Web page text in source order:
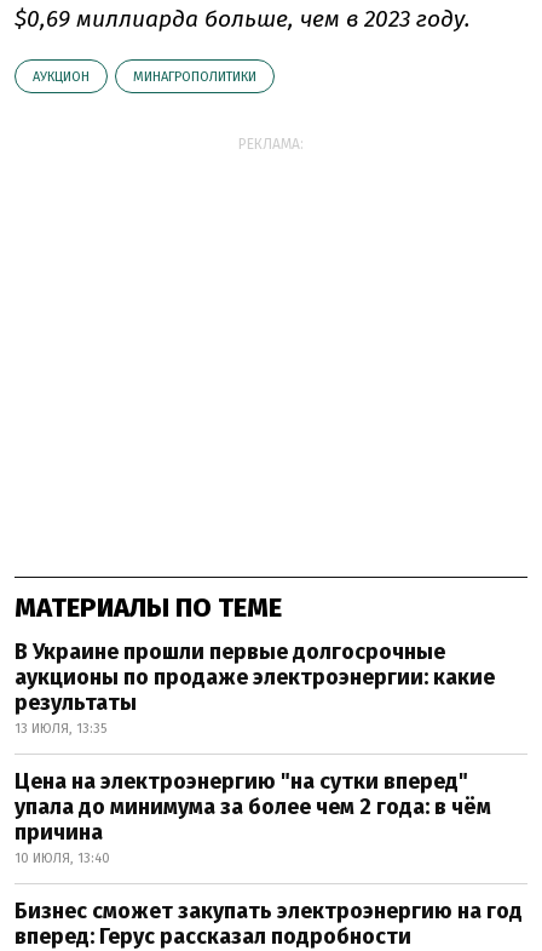
$0,69 миллиарда больше, чем в 2023 году.
АУКЦИОН МИНАГРОПОЛИТИКИ
РЕКЛАМА:
МАТЕРИАЛЫ ПО ТЕМЕ
В Украине прошли первые долгосрочные
аукционы по продаже электроэнергии: какие
результаты
13 ИЮЛЯ, 13:35
Цена на электроэнергию "на сутки вперед"
упала до минимума за более чем 2 года: в чём
причина
10 ИЮЛЯ, 13:40
Бизнес сможет закупать электроэнергию на год
вперед: Герус рассказал подробности